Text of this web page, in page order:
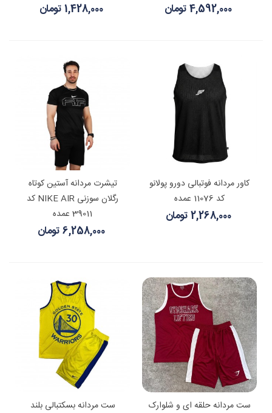
4,592,000 تومان 1,428,000 تومان
کاور مردانه فوتبالی دورو پولانو
کد 11076 عمده
2,268,000 تومان
تیشرت مردانه آستین کوتاه
رگلان سوزنی NIKE AIR کد
39011 عمده
6,258,000 تومان
ست مردانه حلقه ای و شلوارک ست مردانه بسکتبالی بلند